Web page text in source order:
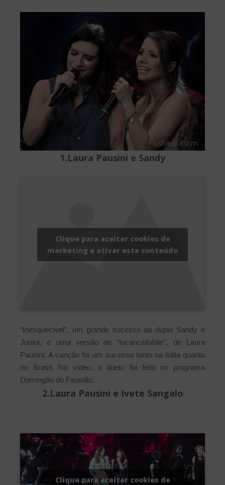
1.Laura Pausini e Sandy
Clique para aceitar cookies de
marketing e ativar este conteúdo
“Inesquecível”, um grande sucesso da dupla Sandy e
Junior, é uma versão de “Incancellabile”, de Laura
Pausini. A canção foi um sucesso tanto na Itália quanto
no Brasil. No vídeo, o dueto foi feito no programa
Domingão do Faustão.
2.Laura Pausini e Ivete Sangalo
Clique para aceitar cookies de